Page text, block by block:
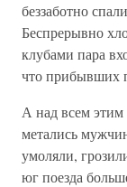
беззаботно
Беспрерывно
клубами пара
что прибывших
А над всем
метались
умоляли,
юг поезда